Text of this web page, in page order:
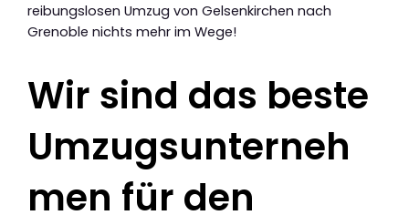
reibungslosen Umzug von Gelsenkirchen nach
Grenoble nichts mehr im Wege!
Wir sind das beste
Umzugsunterneh
men für den